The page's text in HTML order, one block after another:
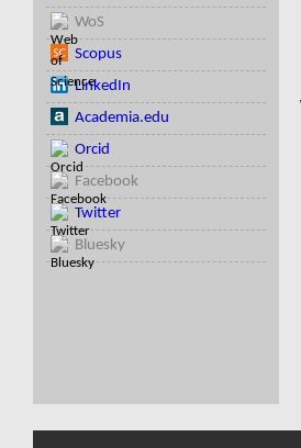
WoS
Scopus
LinkedIn
Academia.edu
Orcid
Facebook
Twitter
Bluesky